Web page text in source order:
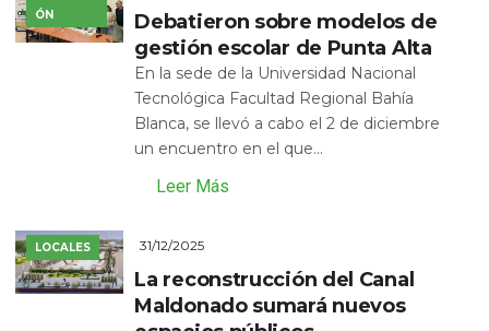
ÓN
Debatieron sobre modelos de
gestión escolar de Punta Alta
En la sede de la Universidad Nacional
Tecnológica Facultad Regional Bahía
Blanca, se llevó a cabo el 2 de diciembre
un encuentro en el que...
Leer Más
LOCALES 31/12/2025
La reconstrucción del Canal
Maldonado sumará nuevos